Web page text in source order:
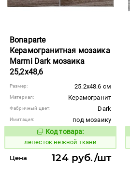
Bonaparte
Керамогранитная мозаика
Marmi Dark мозаика
25,2x48,6
Размер: 25.2x48.6 см
Материал: Керамогранит
Фабричный цвет: Dark
Имитация:
под мозаику
Код товара:
867480Код товара:
лепесток нежной ткани
Цена 124 руб./шт